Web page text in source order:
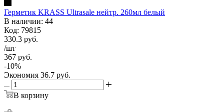
Герметик KRASS Ultrasale нейтр. 260мл белый
В наличии: 44
Код: 79815
330.3 руб.
/шт
367 руб.
-10%
Экономия 36.7 руб.
В корзину